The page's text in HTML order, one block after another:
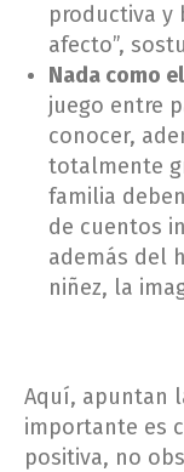
productiva y
afecto”,
Nada como
juego entre
conocer,
totalmente
familia
de cuentos
además del
niñez, la
Aquí, apuntan
importante es
positiva, no